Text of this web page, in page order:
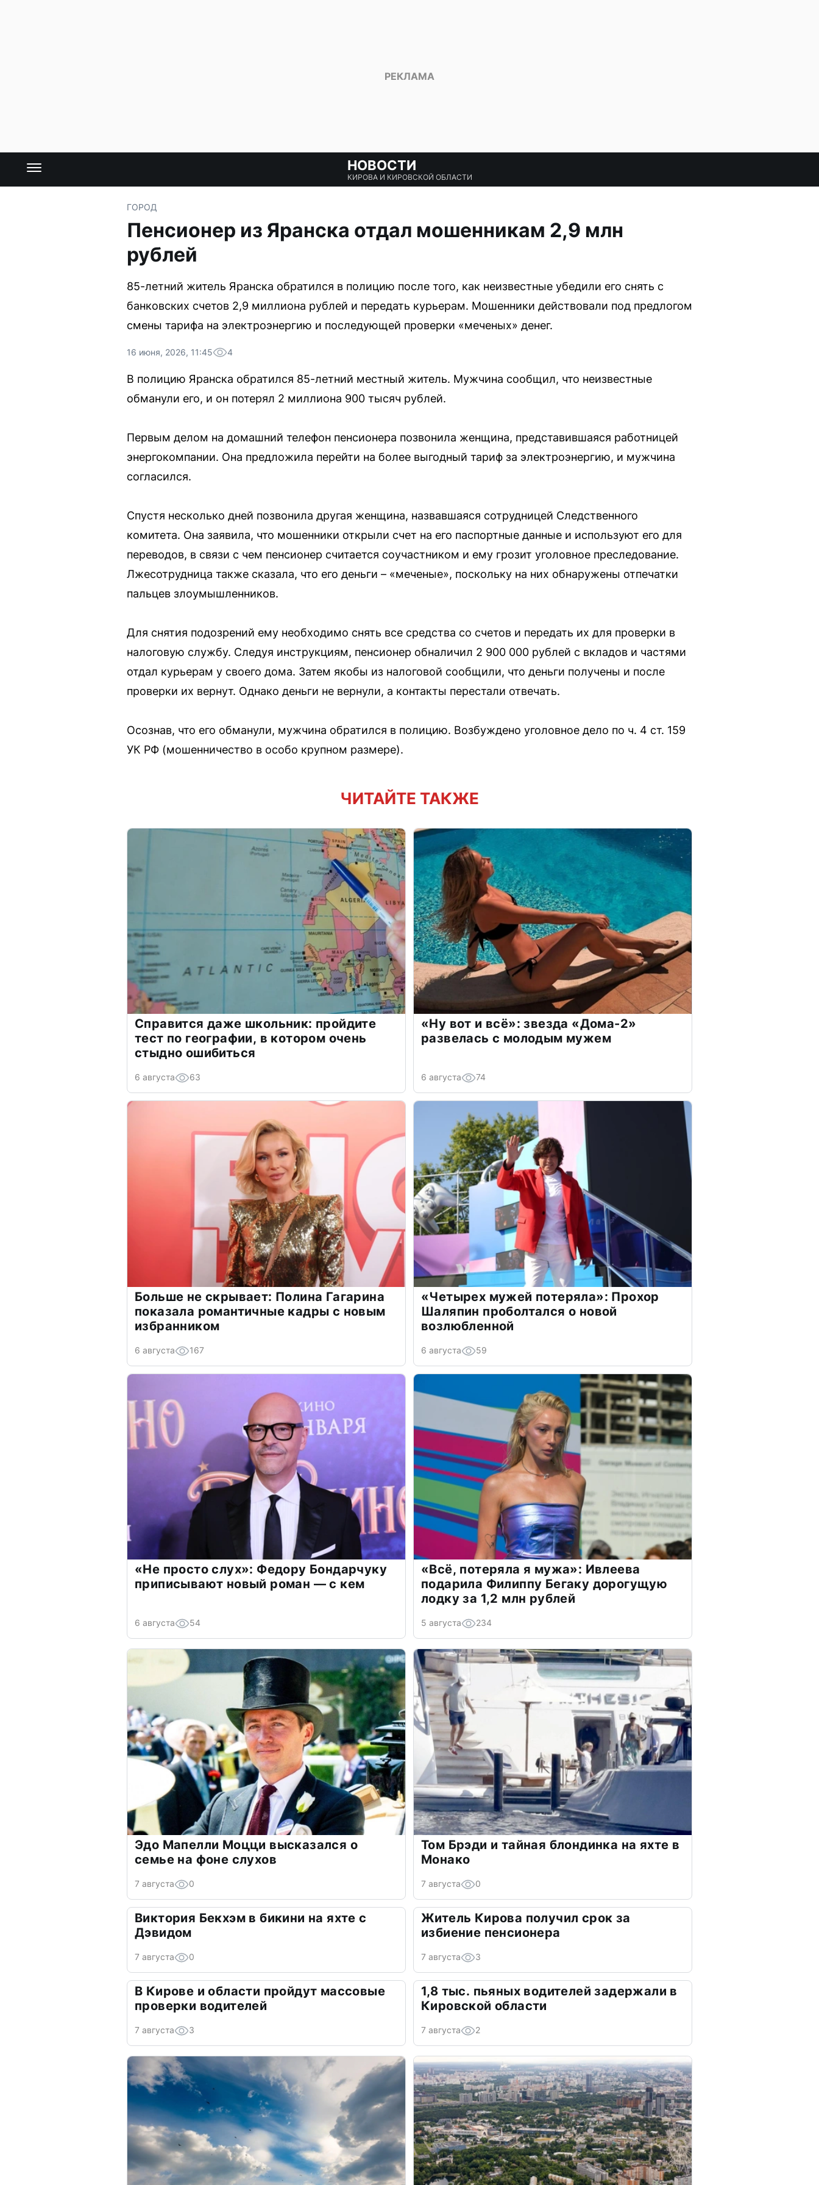
НОВОСТИ
КИРОВА И КИРОВСКОЙ ОБЛАСТИ
ГОРОД
Пенсионер из Яранска отдал мошенникам 2,9 млн
рублей
85-летний житель Яранска обратился в полицию после того, как неизвестные убедили его снять с
банковских счетов 2,9 миллиона рублей и передать курьерам. Мошенники действовали под предлогом
смены тарифа на электроэнергию и последующей проверки «меченых» денег.
16 июня, 2026, 11:45 4
В полицию Яранска обратился 85-летний местный житель. Мужчина сообщил, что неизвестные
обманули его, и он потерял 2 миллиона 900 тысяч рублей.
Первым делом на домашний телефон пенсионера позвонила женщина, представившаяся работницей
энергокомпании. Она предложила перейти на более выгодный тариф за электроэнергию, и мужчина
согласился.
Спустя несколько дней позвонила другая женщина, назвавшаяся сотрудницей Следственного
комитета. Она заявила, что мошенники открыли счет на его паспортные данные и используют его для
переводов, в связи с чем пенсионер считается соучастником и ему грозит уголовное преследование.
Лжесотрудница также сказала, что его деньги – «меченые», поскольку на них обнаружены отпечатки
пальцев злоумышленников.
Для снятия подозрений ему необходимо снять все средства со счетов и передать их для проверки в
налоговую службу. Следуя инструкциям, пенсионер обналичил 2 900 000 рублей с вкладов и частями
отдал курьерам у своего дома. Затем якобы из налоговой сообщили, что деньги получены и после
проверки их вернут. Однако деньги не вернули, а контакты перестали отвечать.
Осознав, что его обманули, мужчина обратился в полицию. Возбуждено уголовное дело по ч. 4 ст. 159
УК РФ (мошенничество в особо крупном размере).
ЧИТАЙТЕ ТАКЖЕ
Справится даже школьник: пройдите
тест по географии, в котором очень
стыдно ошибиться
6 августа 63
«Ну вот и всё»: звезда «Дома-2»
развелась с молодым мужем
6 августа 74
Больше не скрывает: Полина Гагарина
показала романтичные кадры с новым
избранником
6 августа 167
«Четырех мужей потеряла»: Прохор
Шаляпин проболтался о новой
возлюбленной
6 августа 59
«Не просто слух»: Федору Бондарчуку
приписывают новый роман — с кем
6 августа 54
«Всё, потеряла я мужа»: Ивлеева
подарила Филиппу Бегаку дорогущую
лодку за 1,2 млн рублей
5 августа 234
Эдо Мапелли Моцци высказался о
семье на фоне слухов
7 августа 0
Том Брэди и тайная блондинка на яхте в
Монако
7 августа 0
Виктория Бекхэм в бикини на яхте с
Дэвидом
7 августа 0
Житель Кирова получил срок за
избиение пенсионера
7 августа 3
В Кирове и области пройдут массовые
проверки водителей
7 августа 3
1,8 тыс. пьяных водителей задержали в
Кировской области
7 августа 2